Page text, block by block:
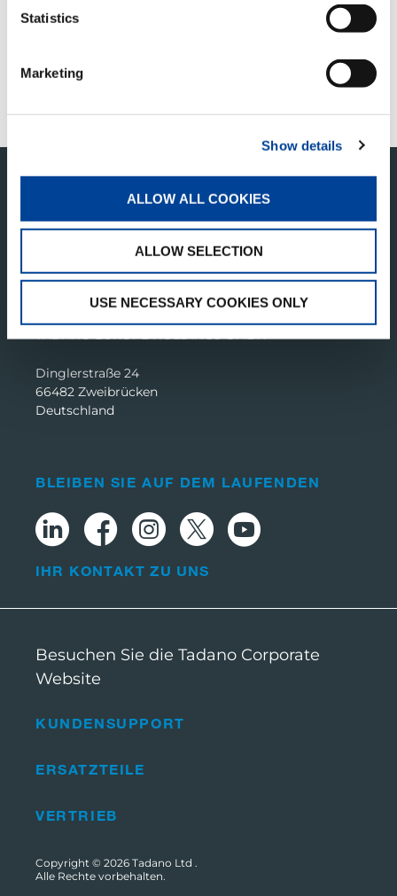
Statistics
Marketing
Show details
ALLOW ALL COOKIES
ALLOW SELECTION
USE NECESSARY COOKIES ONLY
MERCHANDISE­­SHOP
Dinglerstraße 24
66482 Zweibrücken
Deutschland
KUNDENSUPPORT
ERSATZTEILE
VERTRIEB
BLEIBEN SIE AUF DEM LAUFENDEN
IHR KONTAKT ZU UNS
Besuchen Sie die Tadano Corporate
Website
Copyright © 2026 Tadano Ltd .
Alle Rechte vorbehalten.